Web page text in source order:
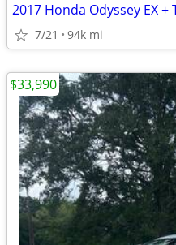
7/21 94k mi
$33,990